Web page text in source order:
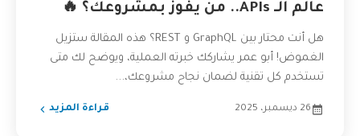
عالم الـ APIs.. من يفوز بمشروعك؟ 🔥
هل أنت محتار بين GraphQL و REST؟ هذه المقالة ستزيل
الغموض! أبو عمر يشاركك خبرته العملية، ويوضح لك متى
تستخدم كل تقنية لضمان نجاح مشروعك،...
26 ديسمبر، 2025 قراءة المزيد